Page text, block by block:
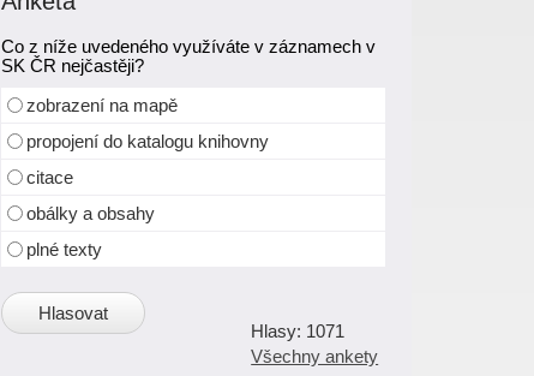
Co z níže uvedeného využíváte v záznamech v
SK ČR nejčastěji?
zobrazení na mapě
propojení do katalogu knihovny
citace
obálky a obsahy
plné texty
1071
Všechny ankety